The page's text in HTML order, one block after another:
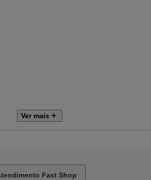
Ver mais
Fast Shop